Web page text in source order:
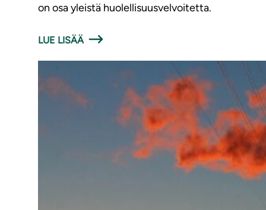
on osa yleistä huolellisuusvelvoitetta.
LUE LISÄÄ